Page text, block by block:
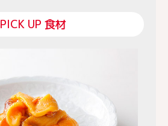
PICK UP 食材